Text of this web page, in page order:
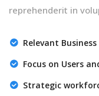
reprehenderit in
Relevant
Focus on Users
Strategic